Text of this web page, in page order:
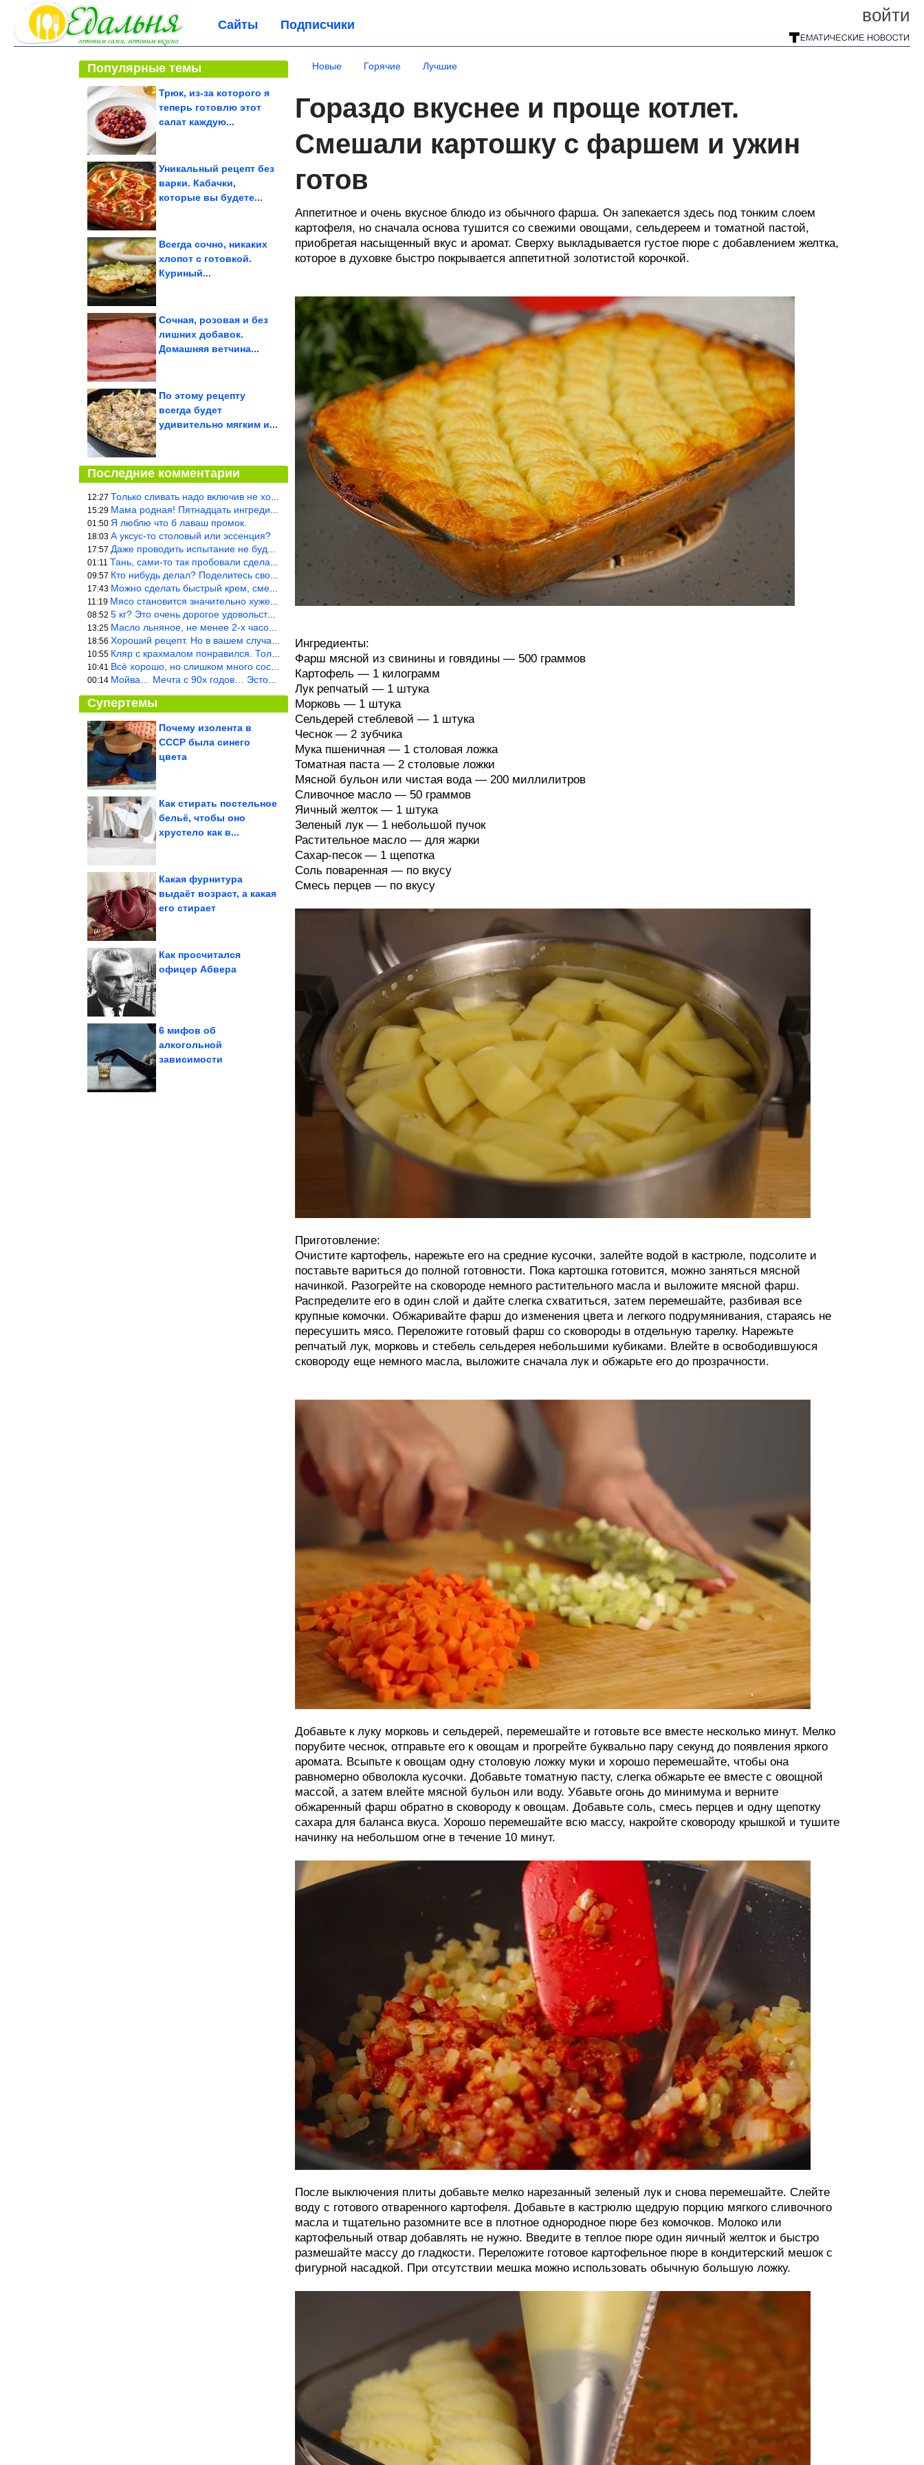
войти
Сайты Подписчики
Популярные темы
Трюк, из-за которого я
теперь готовлю этот
салат каждую...
Уникальный рецепт без
варки. Кабачки,
которые вы будете...
Всегда сочно, никаких
хлопот с готовкой.
Куриный...
Сочная, розовая и без
лишних добавок.
Домашняя ветчина...
По этому рецепту
всегда будет
удивительно мягким и...
Последние комментарии
12:27 Только сливать надо включив не холодную, а ГОРЯЧУЮ воду. Трубы в
15:29 Мама родная! Пятнадцать ингредиентов на пирожок!!!
01:50 Я люблю что б лаваш промок.
18:03 А уксус-то столовый или эссенция?
17:57 Даже проводить испытание не буду — в воду и потом быстро в раска
01:11 Тань, сами-то так пробовали сделать? Ерунда же получится. Нет, с
09:57 Кто нибудь делал? Поделитесь своими результатами!!!
17:43 Можно сделать быстрый крем, смешав 2 банки вареной сгущенки со с
11:19 Мясо становится значительно хуже, когда долго лежит в морозилке
08:52 5 кг? Это очень дорогое удовольствие, исходя из цен на эту ягоду
13:25 Масло льняное, не менее 2-х часов. Писать надо по делу и подробн
18:56 Хороший рецепт. Но в вашем случае шницель получится парено-варен
10:55 Кляр с крахмалом понравился. Только я бы в воду добавил бы молок
10:41 Всё хорошо, но слишком много составляющих.
00:14 Мойва… Мечта с 90х годов… Эстония
Супертемы
Кажется безобидным. 7
могут быть...
Почему изолента в
СССР была синего
цвета
Как стирать постельное
бельё, чтобы оно
хрустело как в...
Какая фурнитура
выдаёт возраст, а какая
его стирает
Как светская львица
Как просчитался
офицер Абвера
умер после
6 мифов об
алкогольной
зависимости
Новые Горячие Лучшие
Гораздо вкуснее и проще котлет.
Смешали картошку с фаршем и ужин
готов
Аппетитное и очень вкусное блюдо из обычного фарша. Он запекается здесь под тонким слоем
картофеля, но сначала основа тушится со свежими овощами, сельдереем и томатной пастой,
приобретая насыщенный вкус и аромат. Сверху выкладывается густое пюре с добавлением желтка,
которое в духовке быстро покрывается аппетитной золотистой корочкой.
Ингредиенты:
Фарш мясной из свинины и говядины — 500 граммов
Картофель — 1 килограмм
Лук репчатый — 1 штука
Морковь — 1 штука
Сельдерей стеблевой — 1 штука
Чеснок — 2 зубчика
Мука пшеничная — 1 столовая ложка
Томатная паста — 2 столовые ложки
Мясной бульон или чистая вода — 200 миллилитров
Сливочное масло — 50 граммов
Яичный желток — 1 штука
Зеленый лук — 1 небольшой пучок
Растительное масло — для жарки
Сахар-песок — 1 щепотка
Соль поваренная — по вкусу
Смесь перцев — по вкусу
Приготовление:
Очистите картофель, нарежьте его на средние кусочки, залейте водой в кастрюле, подсолите и
поставьте вариться до полной готовности. Пока картошка готовится, можно заняться мясной
начинкой. Разогрейте на сковороде немного растительного масла и выложите мясной фарш.
Распределите его в один слой и дайте слегка схватиться, затем перемешайте, разбивая все
крупные комочки. Обжаривайте фарш до изменения цвета и легкого подрумянивания, стараясь не
пересушить мясо. Переложите готовый фарш со сковороды в отдельную тарелку. Нарежьте
репчатый лук, морковь и стебель сельдерея небольшими кубиками. Влейте в освободившуюся
сковороду еще немного масла, выложите сначала лук и обжарьте его до прозрачности.
Добавьте к луку морковь и сельдерей, перемешайте и готовьте все вместе несколько минут. Мелко
порубите чеснок, отправьте его к овощам и прогрейте буквально пару секунд до появления яркого
аромата. Всыпьте к овощам одну столовую ложку муки и хорошо перемешайте, чтобы она
равномерно обволокла кусочки. Добавьте томатную пасту, слегка обжарьте ее вместе с овощной
массой, а затем влейте мясной бульон или воду. Убавьте огонь до минимума и верните
обжаренный фарш обратно в сковороду к овощам. Добавьте соль, смесь перцев и одну щепотку
сахара для баланса вкуса. Хорошо перемешайте всю массу, накройте сковороду крышкой и тушите
начинку на небольшом огне в течение 10 минут.
После выключения плиты добавьте мелко нарезанный зеленый лук и снова перемешайте. Слейте
воду с готового отваренного картофеля. Добавьте в кастрюлю щедрую порцию мягкого сливочного
масла и тщательно разомните все в плотное однородное пюре без комочков. Молоко или
картофельный отвар добавлять не нужно. Введите в теплое пюре один яичный желток и быстро
размешайте массу до гладкости. Переложите готовое картофельное пюре в кондитерский мешок с
фигурной насадкой. При отсутствии мешка можно использовать обычную большую ложку.